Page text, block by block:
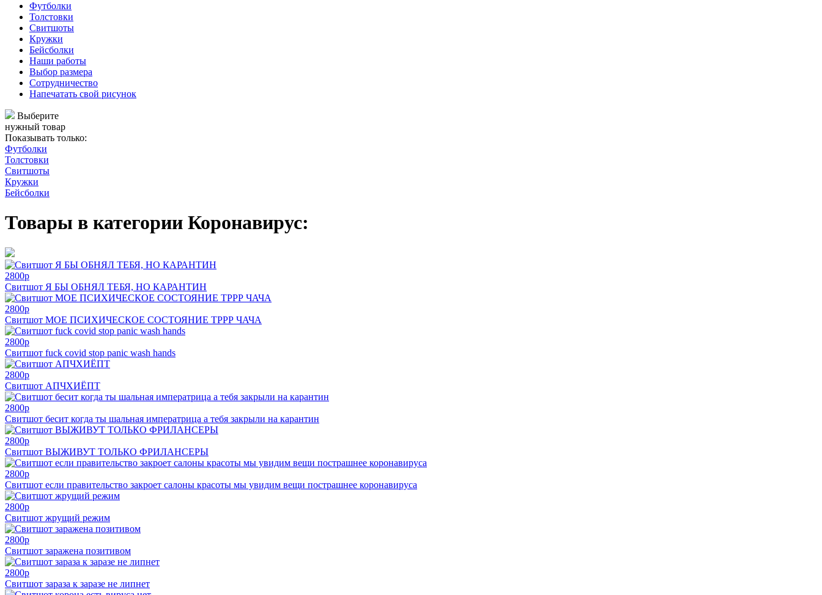
Футболки
Толстовки
Свитшоты
Кружки
Бейсболки
Наши работы
Выбор размера
Сотрудничество
Напечатать свой рисунок
Выберите
нужный товар
Показывать только:
Футболки
Толстовки
Свитшоты
Кружки
Бейсболки
Товары в категории Коронавирус:
2800p
Свитшот Я БЫ ОБНЯЛ ТЕБЯ, НО КАРАНТИН
2800p
Свитшот МОЕ ПСИХИЧЕСКОЕ СОСТОЯНИЕ ТРРР ЧАЧА
2800p
Свитшот fuck covid stop panic wash hands
2800p
Свитшот АПЧХИЁПТ
2800p
Свитшот бесит когда ты шальная императрица а тебя закрыли на карантин
2800p
Свитшот ВЫЖИВУТ ТОЛЬКО ФРИЛАНСЕРЫ
2800p
Свитшот если правительство закроет салоны красоты мы увидим вещи пострашнее коронавируса
2800p
Свитшот жрущий режим
2800p
Свитшот заражена позитивом
2800p
Свитшот зараза к заразе не липнет